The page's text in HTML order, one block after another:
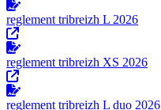
reglement tribreizh L 2026
reglement tribreizh XS 2026
reglement tribreizh L duo 2026